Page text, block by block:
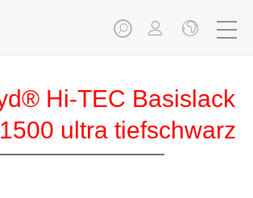
Hi-TEC Basislack
ultra tiefschwarz